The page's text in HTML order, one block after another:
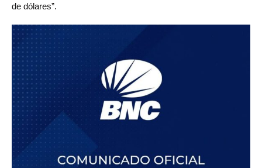
de dólares”.